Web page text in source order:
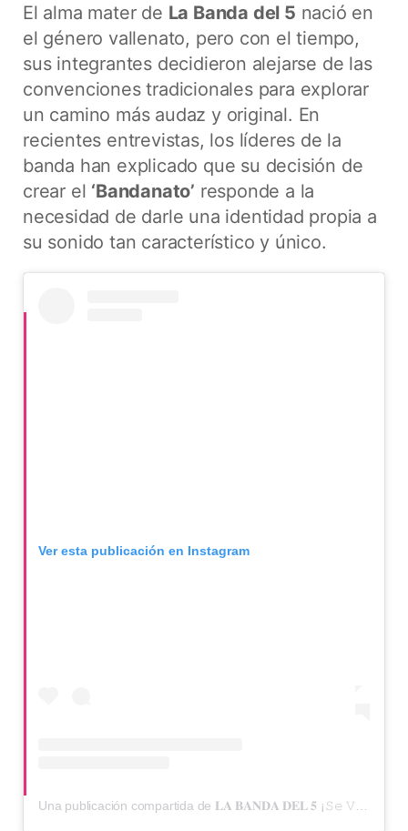
El alma mater de La Banda del 5 nació en
el género vallenato, pero con el tiempo,
sus integrantes decidieron alejarse de las
convenciones tradicionales para explorar
un camino más audaz y original. En
recientes entrevistas, los líderes de la
banda han explicado que su decisión de
crear el ‘Bandanato’ responde a la
necesidad de darle una identidad propia a
su sonido tan característico y único.
Ver esta publicación en Instagram